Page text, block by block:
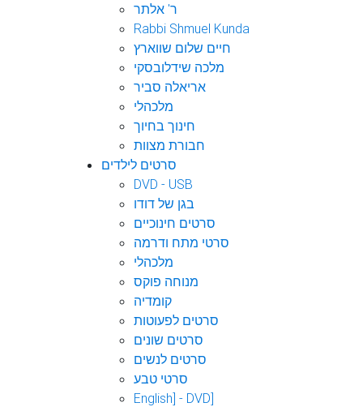
ר' אלתר
Rabbi Shmuel Kunda
חיים שלום שווארץ
מלכה שידלובסקי
אריאלה סביר
מלכהלי
חינוך בחיוך
חבורת מצוות
סרטים לילדים
DVD - USB
בגן של דודו
סרטים חינוכיים
סרטי מתח ודרמה
מלכהלי
מנוחה פוקס
קומדיה
סרטים לפעוטות
סרטים שונים
סרטים לנשים
סרטי טבע
English] - DVD]